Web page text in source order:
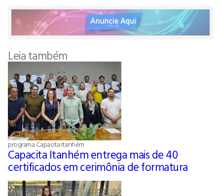
Leia também
programa Capacita Itanhém
Capacita Itanhém entrega mais de 40
certificados em cerimônia de formatura